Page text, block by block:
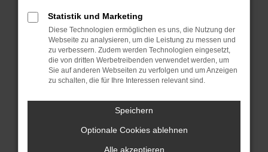
anderen Browser oder in einem privaten
Fenster?
Starte dein Gerät neu.
Das kann manchmal helfen,
vorübergehende Probleme zu beheben.
Betriebssystem auf dem neuesten Stand
Veraltete Software birgt nicht nur ein
Statistik und Marketing
Diese Technologien ermöglichen es uns, die Nutzung der
Webseite zu analysieren, um die Leistung zu messen und
zu verbessern. Zudem werden Technologien eingesetzt,
die von dritten Werbetreibenden verwendet werden, um
Sie auf anderen Webseiten zu verfolgen und um Anzeigen
zu schalten, die für Ihre Interessen relevant sind.
Speichern
Optionale Cookies ablehnen
Alle akzeptieren